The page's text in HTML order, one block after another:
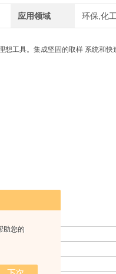
助您的
应用领域 环保,化
工具。集成坚固的取样 系统和